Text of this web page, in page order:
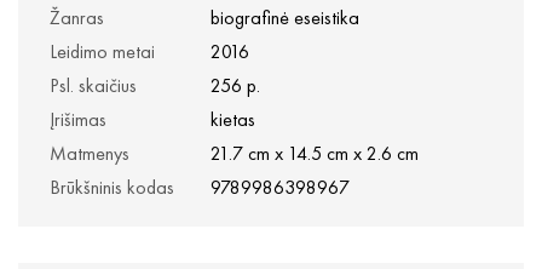
Žanras
biografinė eseistika
Leidimo metai
2016
Psl. skaičius
256 p.
Įrišimas
kietas
Matmenys
21.7 cm x 14.5 cm x 2.6 cm
Brūkšninis kodas
9789986398967